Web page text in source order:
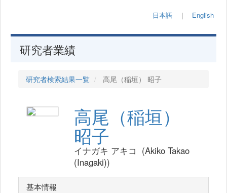
日本語 ｜ English
研究者業績
研究者検索結果一覧 高尾（稲垣） 昭子
高尾（稲垣）
昭子
イナガキ アキコ (Akiko Takao
(Inagaki))
基本情報